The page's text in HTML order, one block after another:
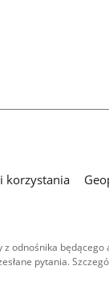
korzystania
odnośnika
pytania.